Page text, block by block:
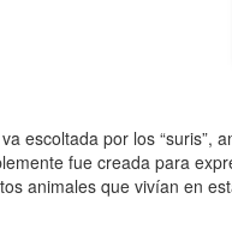
escoltada por los “suris”,
fue creada para
animales que vivían en